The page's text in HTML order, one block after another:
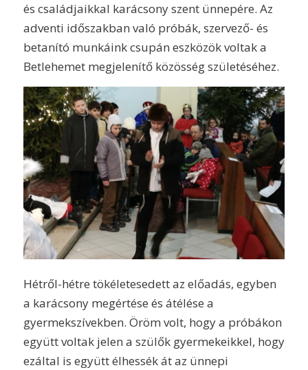
és családjaikkal karácsony szent ünnepére. Az
adventi időszakban való próbák, szervező- és
betanító munkáink csupán eszközök voltak a
Betlehemet megjelenítő közösség születéséhez.
Hétről-hétre tökéletesedett az előadás, egyben
a karácsony megértése és átélése a
gyermekszívekben. Öröm volt, hogy a próbákon
együtt voltak jelen a szülők gyermekeikkel, hogy
ezáltal is együtt élhessék át az ünnepi